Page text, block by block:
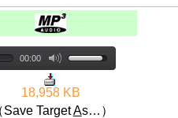
00:00
18,958 KB
TargetAs…）